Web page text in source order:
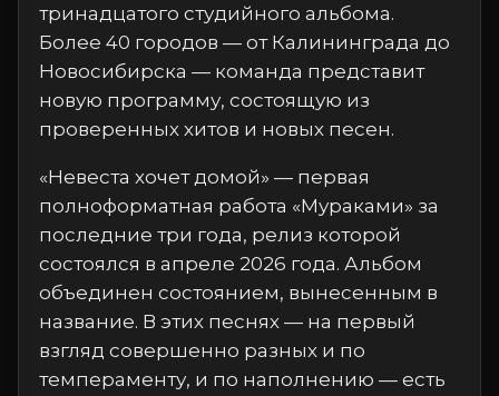
тринадцатого студийного альбома.
Более 40 городов — от Калининграда до
Новосибирска — команда представит
новую программу, состоящую из
проверенных хитов и новых песен.
«Невеста хочет домой» — первая
полноформатная работа «Мураками» за
последние три года, релиз которой
состоялся в апреле 2026 года. Альбом
объединен состоянием, вынесенным в
название. В этих песнях — на первый
взгляд совершенно разных и по
темпераменту, и по наполнению — есть